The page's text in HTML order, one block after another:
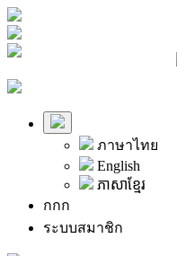
ภาษาไทย
English
ភាសាខ្មែរ
กกก
ระบบสมาชิก